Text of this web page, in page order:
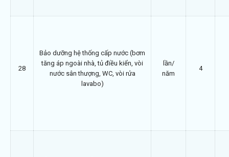
28
Bảo dưỡng hệ thống cấp nước (bơm
tăng áp ngoài nhà, tủ điều kiển, vòi
nước sân thượng, WC, vòi rửa
lavabo)
lần/
năm
4